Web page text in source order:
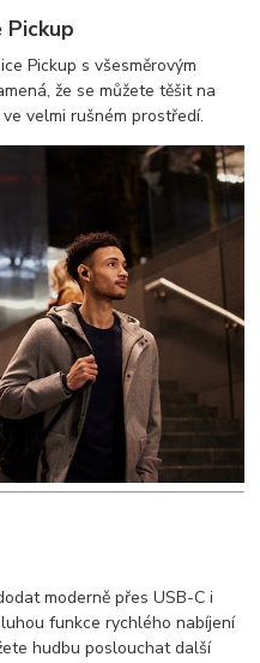
Pickup
Pickup s všesměrovým
že se můžete těšit na
velmi rušném prostředí.
moderně přes USB-C i
funkce rychlého nabíjení
hudbu poslouchat další